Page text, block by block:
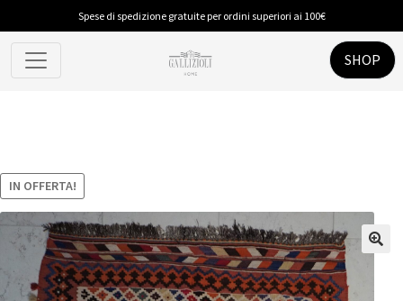
Spese di spedizione gratuite per ordini superiori ai 100€
SHOP
IN OFFERTA!